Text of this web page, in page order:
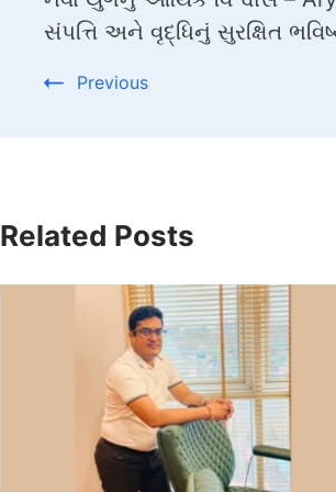
Navigation
સંપત્તિ અને વૃદ્ધિનું સુરક્ષિત
Previous
Related Posts